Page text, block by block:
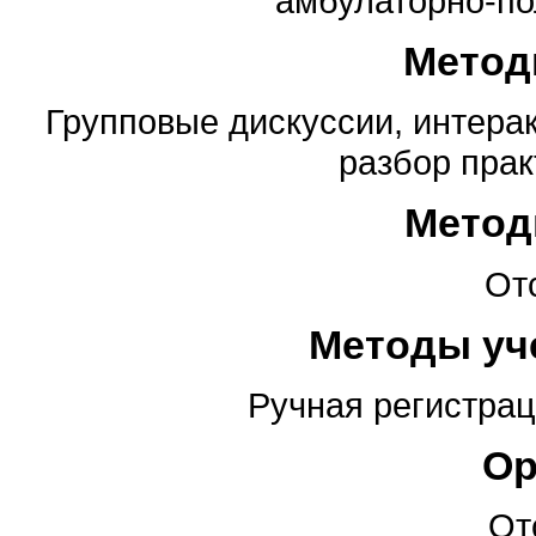
Групповые дискуссии,
разбор
Методы
Ручная